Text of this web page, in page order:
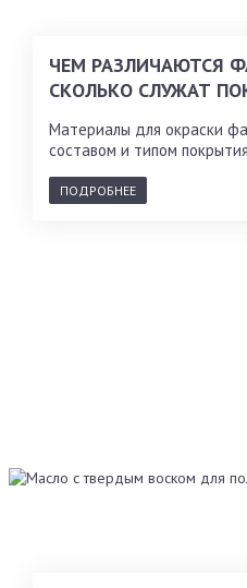
ЧЕМ РАЗЛИЧАЮТСЯ
СКОЛЬКО СЛУЖАТ
Материалы для окраски
составом и типом
ПОДРОБНЕЕ